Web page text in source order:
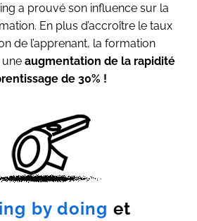
a prouvé son influence sur la
En plus d’accroître le taux
de l’apprenant, la formation
augmentation de la rapidité
de 30% !
by doing et